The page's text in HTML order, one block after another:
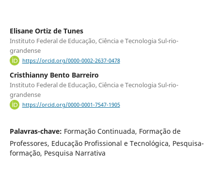
Elisane Ortiz de Tunes
Instituto Federal de Educação, Ciência e Tecnologia Sul-rio-
grandense
https://orcid.org/0000-0002-2637-0478
Cristhianny Bento Barreiro
Instituto Federal de Educação, Ciência e Tecnologia Sul-rio-
grandense
https://orcid.org/0000-0001-7547-1905
Palavras-chave: Formação Continuada, Formação de
Professores, Educação Profissional e Tecnológica, Pesquisa-
formação, Pesquisa Narrativa